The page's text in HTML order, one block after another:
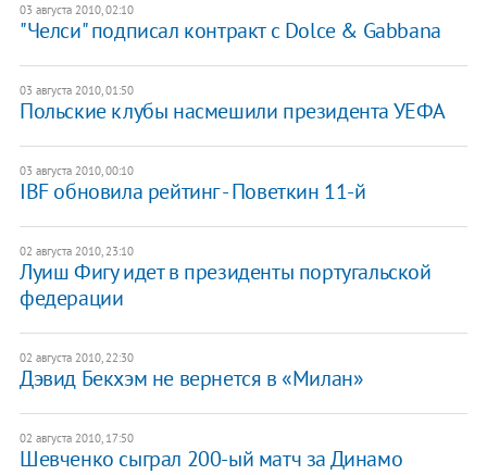
03 августа 2010, 02:10
"Челси" подписал контракт с Dolce & Gabbana
03 августа 2010, 01:50
Польские клубы насмешили президента УЕФА
03 августа 2010, 00:10
IBF обновила рейтинг - Поветкин 11-й
02 августа 2010, 23:10
Луиш Фигу идет в президенты португальской
федерации
02 августа 2010, 22:30
Дэвид Бекхэм не вернется в «Милан»
02 августа 2010, 17:50
Шевченко сыграл 200-ый матч за Динамо